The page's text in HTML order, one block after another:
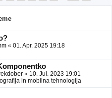
« 01. Apr. 2025 19:18
« 10. Jul. 2023 19:01
in mobilna tehnologija